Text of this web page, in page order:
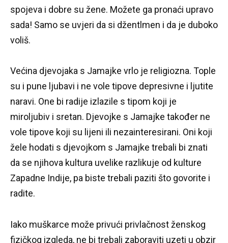
spojeva i dobre su žene. Možete ga pronaći upravo
sada! Samo se uvjeri da si džentlmen i da je duboko
voliš.
Većina djevojaka s Jamajke vrlo je religiozna. Tople
su i pune ljubavi i ne vole tipove depresivne i ljutite
naravi. One bi radije izlazile s tipom koji je
miroljubiv i sretan. Djevojke s Jamajke također ne
vole tipove koji su lijeni ili nezainteresirani. Oni koji
žele hodati s djevojkom s Jamajke trebali bi znati
da se njihova kultura uvelike razlikuje od kulture
Zapadne Indije, pa biste trebali paziti što govorite i
radite.
Iako muškarce može privući privlačnost ženskog
fizičkog izgleda, ne bi trebali zaboraviti uzeti u obzir